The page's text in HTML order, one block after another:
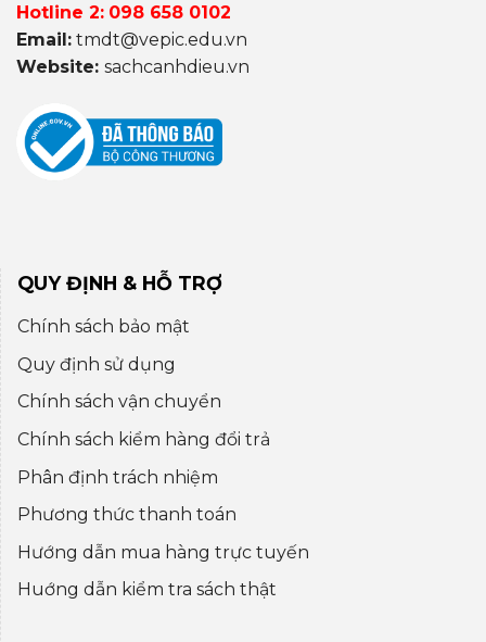
Hotline 2: 098 658 0102
Email: tmdt@vepic.edu.vn
Website: sachcanhdieu.vn
QUY ĐỊNH & HỖ TRỢ
Chính sách bảo mật
Quy định sử dụng
Chính sách vận chuyển
Chính sách kiểm hàng đổi trả
Phân định trách nhiệm
Phương thức thanh toán
Hướng dẫn mua hàng trực tuyến
Huớng dẫn kiểm tra sách thật